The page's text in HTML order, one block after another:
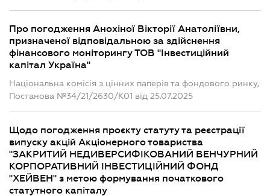
Про погодження Анохіної Вікторії Анатоліївни,
призначеної відповідальною за здійснення
фінансового моніторингу ТОВ "Інвестиційний
капітал Україна"
Національна комісія з цінних паперів та фондового ринку,
Постанова №34/21/2630/К01 від 25.07.2025
Щодо погодження проєкту статуту та реєстрації
випуску акцій Акціонерного товариства
"ЗАКРИТИЙ НЕДИВЕРСИФІКОВАНИЙ ВЕНЧУРНИЙ
КОРПОРАТИВНИЙ ІНВЕСТИЦІЙНИЙ ФОНД
"ХЕЙВЕН" з метою формування початкового
статутного капіталу